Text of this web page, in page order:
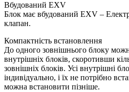
Вбудований EXV
Блок має вбудований EXV –
клапан.
Компактність встановлення
До одного зовнішнього блоку
внутрішніх блоків, скоротивши
зовнішніх блоків. Усі внутрішні
індивідуально, і їх не потрібно
можна встановити пізніше.